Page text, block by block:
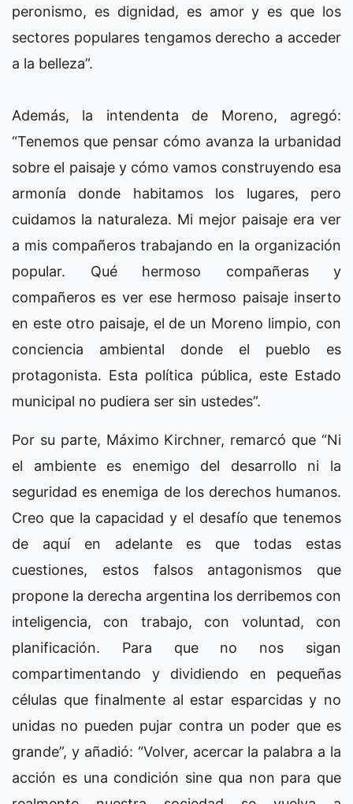
peronismo, es dignidad, es amor y es que los
sectores populares tengamos derecho a acceder
a la belleza”.
Además, la intendenta de Moreno, agregó:
“Tenemos que pensar cómo avanza la urbanidad
sobre el paisaje y cómo vamos construyendo esa
armonía donde habitamos los lugares, pero
cuidamos la naturaleza. Mi mejor paisaje era ver
a mis compañeros trabajando en la organización
popular. Qué hermoso compañeras y
compañeros es ver ese hermoso paisaje inserto
en este otro paisaje, el de un Moreno limpio, con
conciencia ambiental donde el pueblo es
protagonista. Esta política pública, este Estado
municipal no pudiera ser sin ustedes”.
Por su parte, Máximo Kirchner, remarcó que “Ni
el ambiente es enemigo del desarrollo ni la
seguridad es enemiga de los derechos humanos.
Creo que la capacidad y el desafío que tenemos
de aquí en adelante es que todas estas
cuestiones, estos falsos antagonismos que
propone la derecha argentina los derribemos con
inteligencia, con trabajo, con voluntad, con
planificación. Para que no nos sigan
compartimentando y dividiendo en pequeñas
células que finalmente al estar esparcidas y no
unidas no pueden pujar contra un poder que es
grande”, y añadió: “Volver, acercar la palabra a la
acción es una condición sine qua non para que